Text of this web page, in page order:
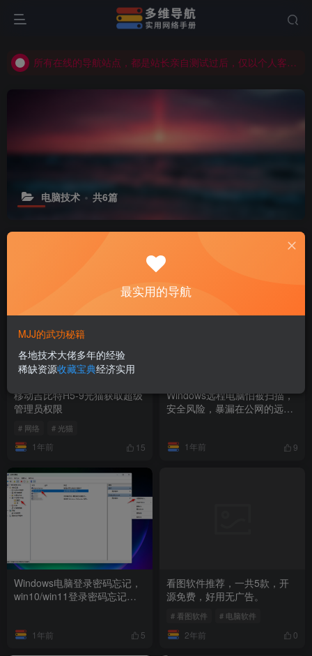
所有在线的导航站点，都是站长亲自测试过后，仅以个人客观觉得不错才会显示在导航站点，具体使用、购买等由用户自行甄别！
所有在线的导航站点，都是站长亲自测试过后，仅以个人客观觉得不错才会显示在导航站点，具体使用、购买等由用户自行甄别！
电脑技术 共6篇
建站知识
评论
移动吉比特H5-9光猫获取超级
管理员权限
# 网络 # 光猫
1年前 15
Windows远程电脑怕被扫描，
安全风险，暴漏在公网的远程
1年前 9
Windows电脑登录密码忘记，
win10/win11登录密码忘记了
1年前 5
看图软件推荐，一共5款，开
源免费，好用无广告。
# 看图软件 # 电脑软件
2年前 0
最实用的导航
MJJ的武功秘籍
各地技术大佬多年的经验
稀缺资源收藏宝典经济实用